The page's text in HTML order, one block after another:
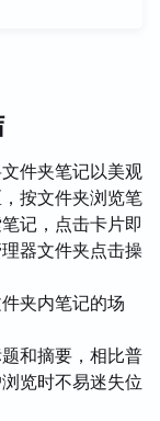
件夹笔记以美观
按文件夹浏览笔
记，点击卡片即
器文件夹点击操
夹内笔记的场
和摘要，相比普
览时不易迷失位